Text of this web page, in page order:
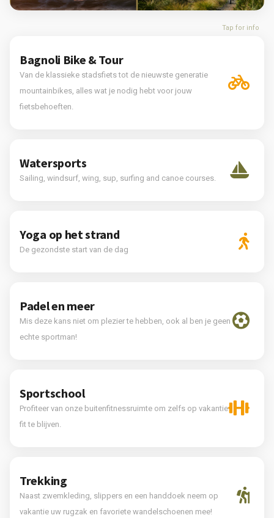
Tap for info
Bagnoli Bike & Tour
Van de klassieke stadsfiets tot de nieuwste generatie
mountainbikes, alles wat je nodig hebt voor jouw
fietsbehoeften.
Watersports
Sailing, windsurf, wing, sup, surfing and canoe courses.
Yoga op het strand
De gezondste start van de dag
Padel en meer
Mis deze kans niet om plezier te hebben, ook al ben je geen
echte sportman!
Sportschool
Profiteer van onze buitenfitnessruimte om zelfs op vakantie
fit te blijven.
Trekking
Naast zwemkleding, slippers en een handdoek neem op
vakantie uw rugzak en favoriete wandelschoenen mee!